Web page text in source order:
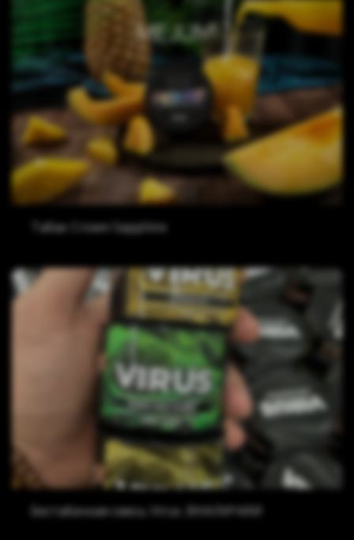
Табак Crown Sapphire
Бестабачная смесь Virus. ВНАЛИЧИИ